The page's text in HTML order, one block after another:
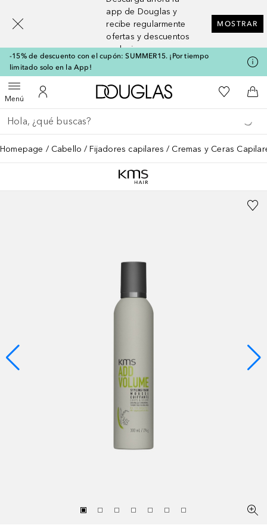
app de Douglas y
recibe regularmente
ofertas y descuentos
exclusivos
MOSTRAR
-15% de descuento con el cupón: SUMMER15. ¡Por tiempo
limitado solo en la App!
MenúAbrir menúMi cuenta
A Douglas HomeMi lista de
A
Regresar
Ejecutar búsqueda
Homepage Cabello Fijadores capilares Cremas y Ceras
[navigation.slideout.screenreader]